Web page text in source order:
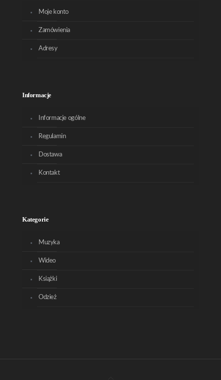
Moje konto
Zamówienia
Adresy
Informacje
Informacje ogólne
Regulamin
Dostawa
Kontakt
Kategorie
Muzyka
Wideo
Książki
Odzież